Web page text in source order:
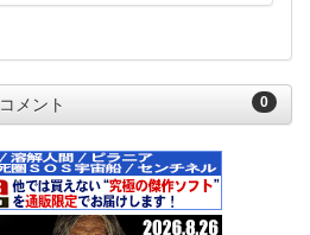
0
コメント